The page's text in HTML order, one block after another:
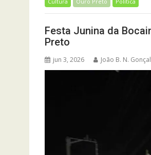
Festa Junina da
Preto
jun 3, 2026 João B. N.